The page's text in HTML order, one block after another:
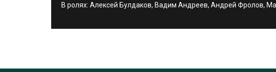
В ролях: Алексей Булдаков, Вадим Андреев, Андрей Фролов,